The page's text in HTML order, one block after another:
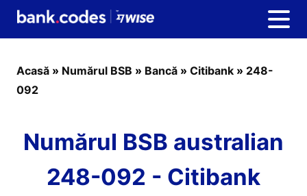
Acasă » Numărul BSB » Bancă » Citibank » 248-
092
Numărul BSB australian
248-092 - Citibank